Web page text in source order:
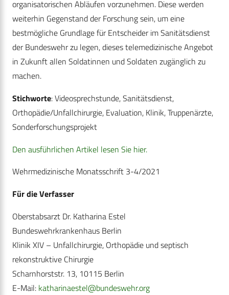
organisatorischen Abläufen vorzunehmen. Diese werden
weiterhin Gegenstand der Forschung sein, um eine
bestmögliche Grundlage für Entscheider im Sanitätsdienst
der Bundeswehr zu legen, dieses telemedizinische Angebot
in Zukunft allen Soldatinnen und Soldaten zugänglich zu
machen.
Stichworte: Videosprechstunde, Sanitätsdienst,
Orthopädie/Unfallchirurgie, Evaluation, Klinik, Truppenärzte,
Sonderforschungsprojekt
Den ausführlichen Artikel lesen Sie hier.
Wehrmedizinische Monatsschrift 3-4/2021
Für die Verfasser
Oberstabsarzt Dr. Katharina Estel
Bundeswehrkrankenhaus Berlin
Klinik XIV – Unfallchirurgie, Orthopädie und septisch
rekonstruktive Chirurgie
Scharnhorststr. 13, 10115 Berlin
E-Mail: katharinaestel@bundeswehr.org